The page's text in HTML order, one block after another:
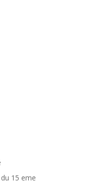
15 eme